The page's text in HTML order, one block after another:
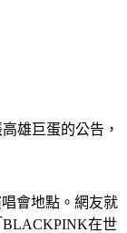
雄巨蛋的公告，
會地點。網友就
BLACKPINK在世